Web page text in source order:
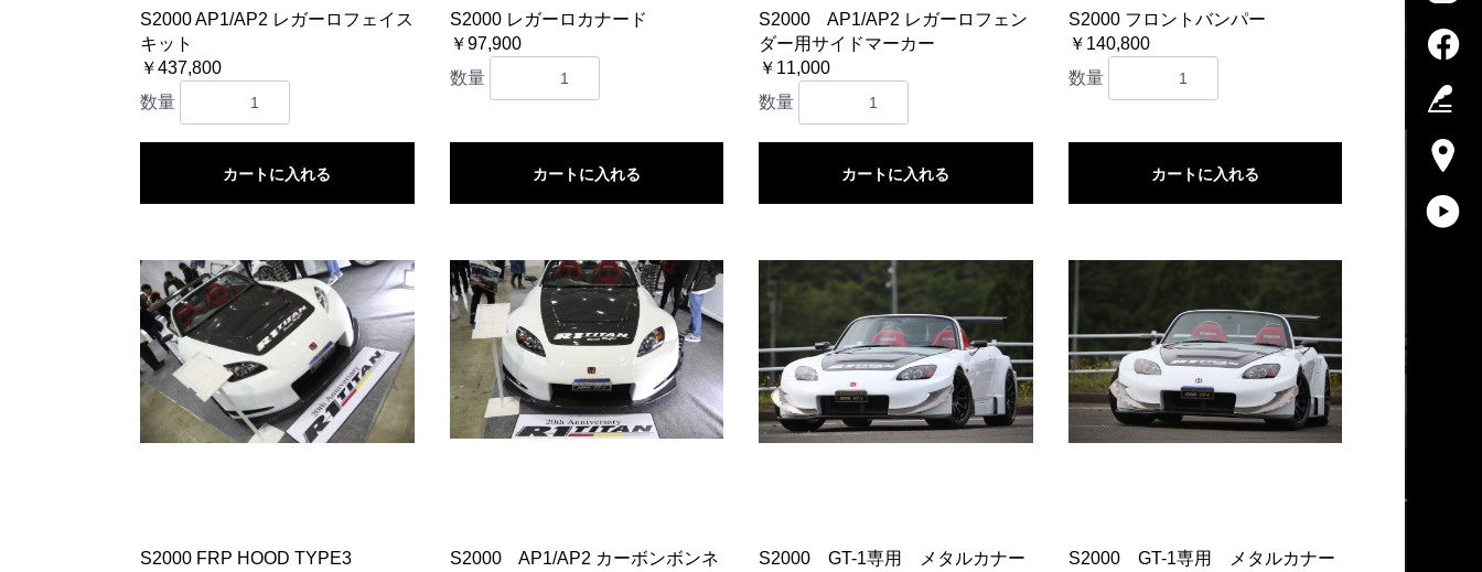
S2000 AP1/AP2 レガーロフェイス
キット
￥437,800
数量
カートに入れる
S2000 レガーロカナード
￥97,900
数量
カートに入れる
S2000 AP1/AP2 レガーロフェン
ダー用サイドマーカー
￥11,000
数量
カートに入れる
S2000 フロントバンパー
￥140,800
数量
カートに入れる
S2000 FRP HOOD TYPE3
S2000 AP1/AP2 カーボンボンネ
S2000 GT-1専用 メタルカナー
S2000 GT-1専用 メタルカナー